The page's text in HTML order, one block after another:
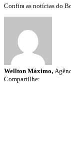
Confira as notícias do
Wellton Máximo,
Compartilhe: